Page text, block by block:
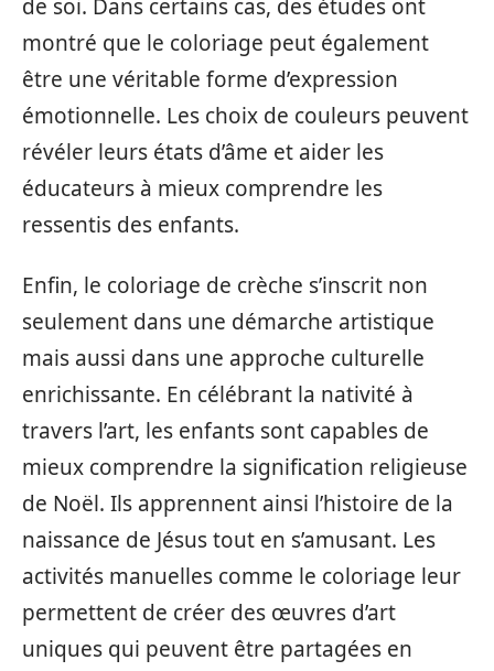
de soi. Dans certains cas, des études ont
montré que le coloriage peut également
être une véritable forme d’expression
émotionnelle. Les choix de couleurs peuvent
révéler leurs états d’âme et aider les
éducateurs à mieux comprendre les
ressentis des enfants.
Enfin, le coloriage de crèche s’inscrit non
seulement dans une démarche artistique
mais aussi dans une approche culturelle
enrichissante. En célébrant la nativité à
travers l’art, les enfants sont capables de
mieux comprendre la signification religieuse
de Noël. Ils apprennent ainsi l’histoire de la
naissance de Jésus tout en s’amusant. Les
activités manuelles comme le coloriage leur
permettent de créer des œuvres d’art
uniques qui peuvent être partagées en